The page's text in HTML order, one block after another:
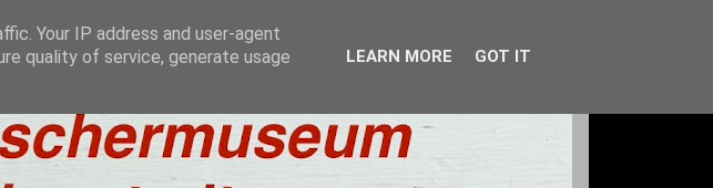
Your IP address and user-agent
quality of service, generate usage
LEARN MORE GOT IT